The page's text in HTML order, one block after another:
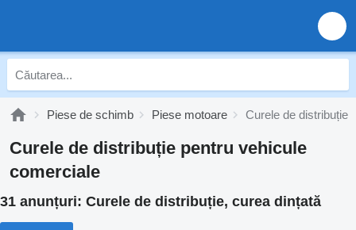
Piese de schimb Piese motoare Curele de distribuție
Curele de distribuție pentru vehicule
comerciale
31 anunțuri: Curele de distribuție, curea dințată